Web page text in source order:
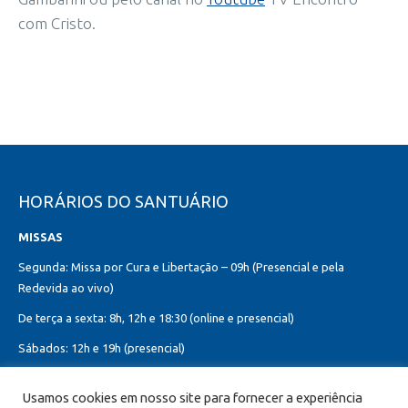
com Cristo.
HORÁRIOS DO SANTUÁRIO
MISSAS
Segunda: Missa por Cura e Libertação – 09h (Presencial e pela
Redevida ao vivo)
De terça a sexta: 8h, 12h e 18:30 (online e presencial)
Sábados: 12h e 19h (presencial)
12h, 18h30 (presencial)
Usamos cookies em nosso site para fornecer a experiência